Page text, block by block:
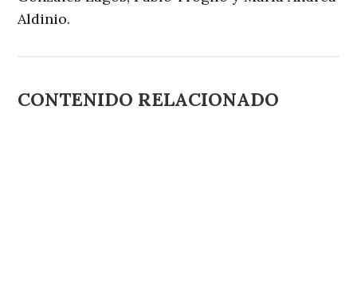
Aldinio.
CONTENIDO RELACIONADO